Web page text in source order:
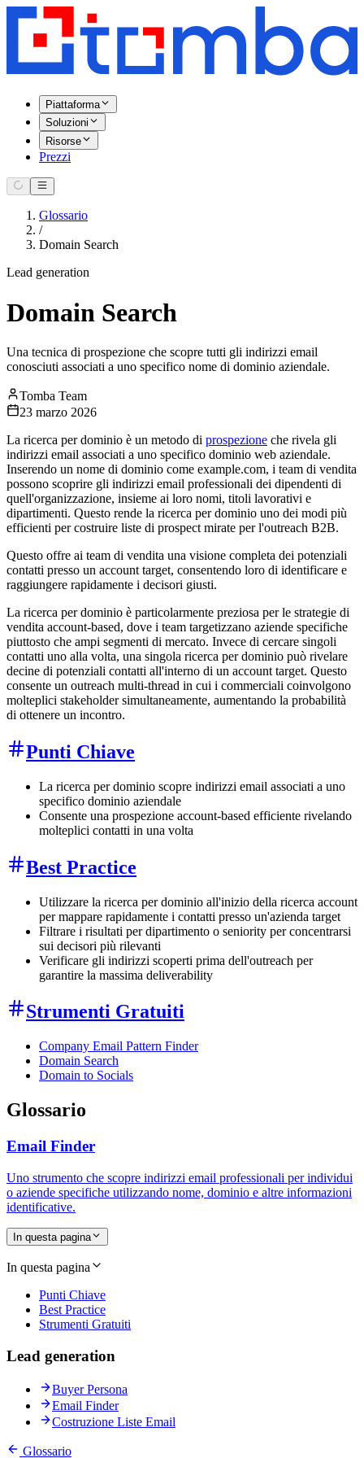
Piattaforma
Soluzioni
Risorse
Prezzi
Glossario
/
Domain Search
Lead generation
Domain Search
Una tecnica di prospezione che scopre tutti gli indirizzi email
conosciuti associati a uno specifico nome di dominio aziendale.
Tomba Team
23 marzo 2026
La ricerca per dominio è un metodo di prospezione che rivela gli
indirizzi email associati a uno specifico dominio web aziendale.
Inserendo un nome di dominio come example.com, i team di vendita
possono scoprire gli indirizzi email professionali dei dipendenti di
quell'organizzazione, insieme ai loro nomi, titoli lavorativi e
dipartimenti. Questo rende la ricerca per dominio uno dei modi più
efficienti per costruire liste di prospect mirate per l'outreach B2B.
Questo offre ai team di vendita una visione completa dei potenziali
contatti presso un account target, consentendo loro di identificare e
raggiungere rapidamente i decisori giusti.
La ricerca per dominio è particolarmente preziosa per le strategie di
vendita account-based, dove i team targetizzano aziende specifiche
piuttosto che ampi segmenti di mercato. Invece di cercare singoli
contatti uno alla volta, una singola ricerca per dominio può rivelare
decine di potenziali contatti all'interno di un account target. Questo
consente un outreach multi-thread in cui i commerciali coinvolgono
molteplici stakeholder simultaneamente, aumentando la probabilità
di ottenere un incontro.
Punti Chiave
La ricerca per dominio scopre indirizzi email associati a uno
specifico dominio aziendale
Consente una prospezione account-based efficiente rivelando
molteplici contatti in una volta
Best Practice
Utilizzare la ricerca per dominio all'inizio della ricerca account
per mappare rapidamente i contatti presso un'azienda target
Filtrare i risultati per dipartimento o seniority per concentrarsi
sui decisori più rilevanti
Verificare gli indirizzi scoperti prima dell'outreach per
garantire la massima deliverability
Strumenti Gratuiti
Company Email Pattern Finder
Domain Search
Domain to Socials
Glossario
Email Finder
Uno strumento che scopre indirizzi email professionali per individui
o aziende specifiche utilizzando nome, dominio e altre informazioni
identificative.
In questa pagina
In questa pagina
Punti Chiave
Best Practice
Strumenti Gratuiti
Lead generation
Buyer Persona
Email Finder
Costruzione Liste Email
Glossario